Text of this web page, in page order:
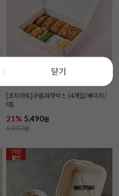
닫기
담기
[코지아트]구움과자박스 (4개입/베이지/
대)
21% 5,490원
6,990원
기간
할인